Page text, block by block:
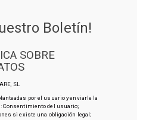
Boletín!
SOBRE
SL
por el usuario y enviarle la
: Consentimiento del usuario;
si existe una obligación legal;